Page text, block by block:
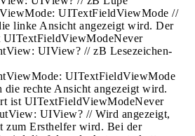
UITextFieldViewMode //
linke Ansicht angezeigt wird. Der
UITextFieldViewModeNever
UIView? // zB Lesezeichen-
UITextFieldViewMode
die rechte Ansicht angezeigt wird.
ist UITextFieldViewModeNever
UIView? // Wird angezeigt,
zum Ersthelfer wird. Bei der